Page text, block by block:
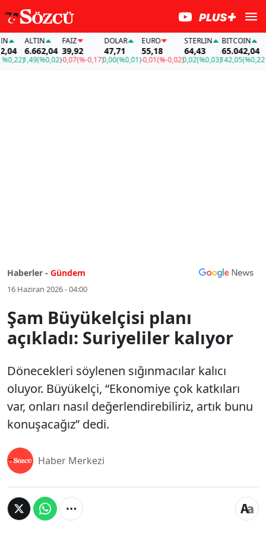
ALTIN
6.662,04
1,49(%0,02)
FAİZ
39,92
-0,07(%-0,17)
DOLAR
47,71
0,00(%0,01)
EURO
55,18
-0,01(%-0,02)
STERLIN
64,43
0,02(%0,03)
BITCOIN
65.042,04
142,05(%0,22)
Haberler - Gündem
16 Haziran 2026 - 04:00
Şam Büyükelçisi planı
açıkladı: Suriyeliler kalıyor
Dönecekleri söylenen sığınmacılar kalıcı
oluyor. Büyükelçi, “Ekonomiye çok katkıları
var, onları nasıl değerlendirebiliriz, artık bunu
konuşacağız” dedi.
Haber Merkezi